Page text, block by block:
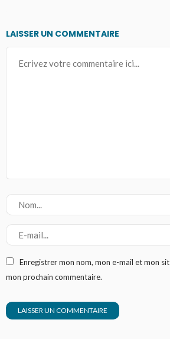
LAISSER UN COMMENTAIRE
Enregistrer mon nom, mon e-mail et mon
mon prochain commentaire.